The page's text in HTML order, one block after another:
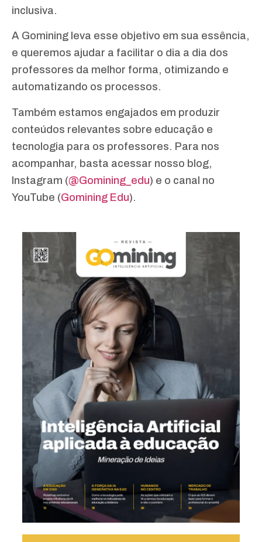
inclusiva.
A Gomining leva esse objetivo em sua essência,
e queremos ajudar a facilitar o dia a dia dos
professores da melhor forma, otimizando e
automatizando os processos.
Também estamos engajados em produzir
conteúdos relevantes sobre educação e
tecnologia para os professores. Para nos
acompanhar, basta acessar nosso blog,
Instagram (@Gomining_edu) e o canal no
YouTube (Gomining Edu).